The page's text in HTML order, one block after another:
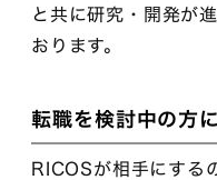
と共に研究・開発が
おります。
転職を検討中の方
RICOSが相手にする